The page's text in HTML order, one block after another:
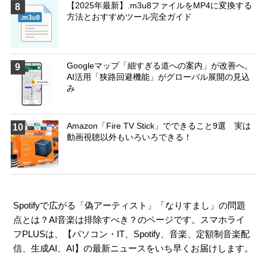
8
【2025年最新】.m3u8ファイルをMP4に変換する
方法とおすすめツール完全ガイド
9
Googleマップ「細すぎる道への案内」が改善へ。
AI活用「狭路回避機能」がグローバル展開の見込
み
10
Amazon「Fire TV Stick」でできること9選 実は
動画視聴以外もいろいろできる！
Spotifyで広がる「偽アーティスト」「なりすまし」の問題
点とは？AI音楽は排除すべき？のページです。スマホライ
フPLUSは、【パソコン・IT Spotify 、音楽
定額制音楽配
信 、生成AI 、AI】の最新ニュースをいち早くお届けします。